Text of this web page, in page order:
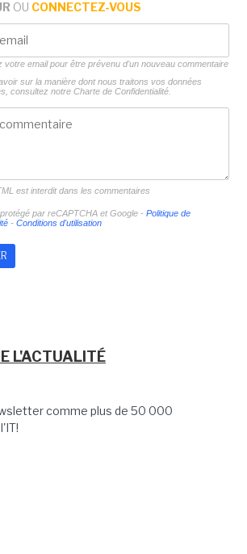
OU CONNECTEZ-VOUS
votre email pour être prévenu d'un nouveau commentaire
sur la manière dont nous traitons vos données
consultez notre Charte de Confidentialité.
est interdit dans les commentaires
par reCAPTCHA et Google - Politique de
- Conditions d'utilisation
L'ACTUALITÉ
comme plus de 50 000